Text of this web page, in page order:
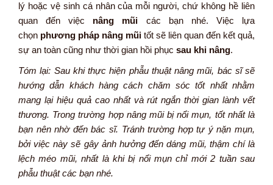
lý hoặc vệ sinh cá nhân của mỗi người, chứ không hề liên
quan đến việc nâng mũi các bạn nhé. Việc lựa
chọn phương pháp nâng mũi tốt sẽ liên quan đến kết quả,
sự an toàn cũng như thời gian hồi phục sau khi nâng.
Tóm lại: Sau khi thực hiện phẫu thuật nâng mũi, bác sĩ sẽ
hướng dẫn khách hàng cách chăm sóc tốt nhất nhằm
mang lại hiệu quả cao nhất và rút ngắn thời gian lành vết
thương. Trong trường hợp nâng mũi bị nổi mụn, tốt nhất là
bạn nên nhờ đến bác sĩ. Tránh trường hợp tự ý nặn mụn,
bởi việc này sẽ gây ảnh hưởng đến dáng mũi, thậm chí là
lệch méo mũi, nhất là khi bị nổi mụn chỉ mới 2 tuần sau
phẫu thuật các bạn nhé.